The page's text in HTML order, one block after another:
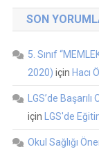
SON
5. Sınıf
2020) için Hacı
LGS’de
için
LGS'de
Okul Sağlığı